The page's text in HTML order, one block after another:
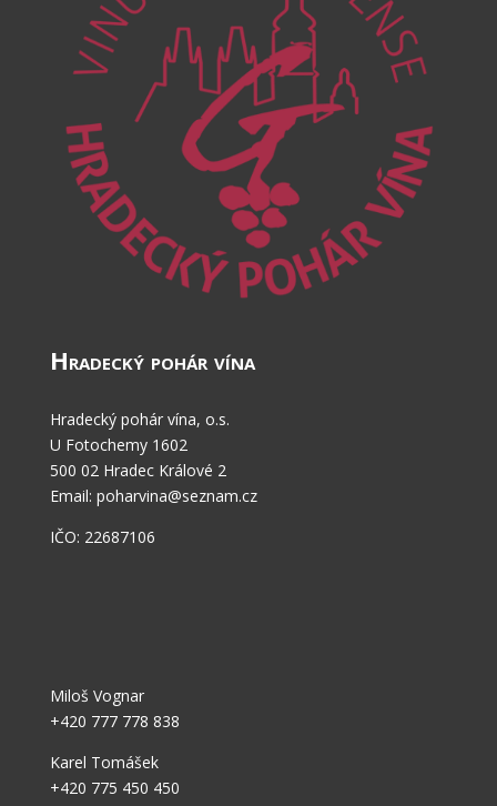
Hradecký pohár vína
Hradecký pohár vína, o.s.
U Fotochemy 1602
500 02 Hradec Králové 2
Email: poharvina@seznam.cz
IČO: 22687106
Miloš Vognar
+420 777 778 838
Karel Tomášek
+420 775 450 450